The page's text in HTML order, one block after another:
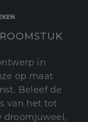
in
op maat
Beleef de
van het tot
droomjuweel,